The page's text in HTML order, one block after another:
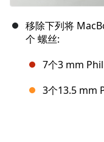
移除下列将
个 螺丝:
7个3 mm
3个13.5 mm